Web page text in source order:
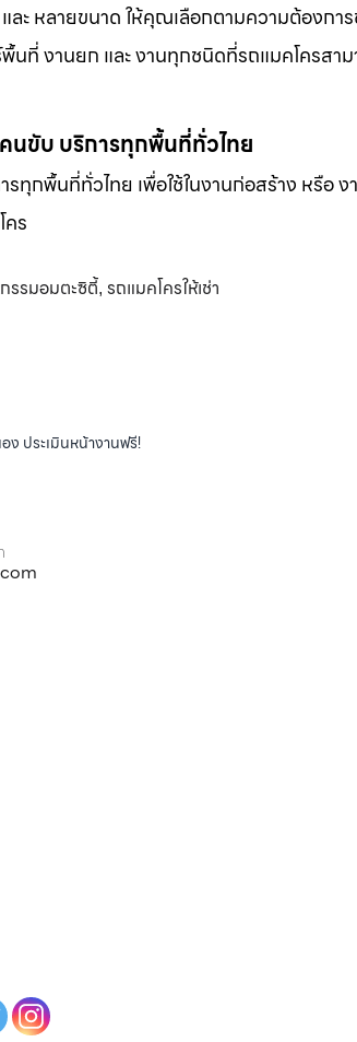
ละ หลายขนาด ให้คุณเลือกตามความต้องกา
ที่ งานยก และ งานทุกชนิดที่รถแมคโครสาม
นขับ บริการทุกพื้นที่ทั่วไทย
ทุกพื้นที่ทั่วไทย เพื่อใช้ในงานก่อสร้าง หรือ
ร
รรมอมตะซิตี้, รถแมคโครให้เช่า
ประเมินหน้างานฟรี!